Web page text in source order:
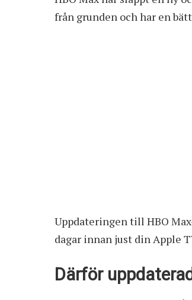
från grunden och har en
Uppdateringen till HBO
dagar innan just din Apple
Därför